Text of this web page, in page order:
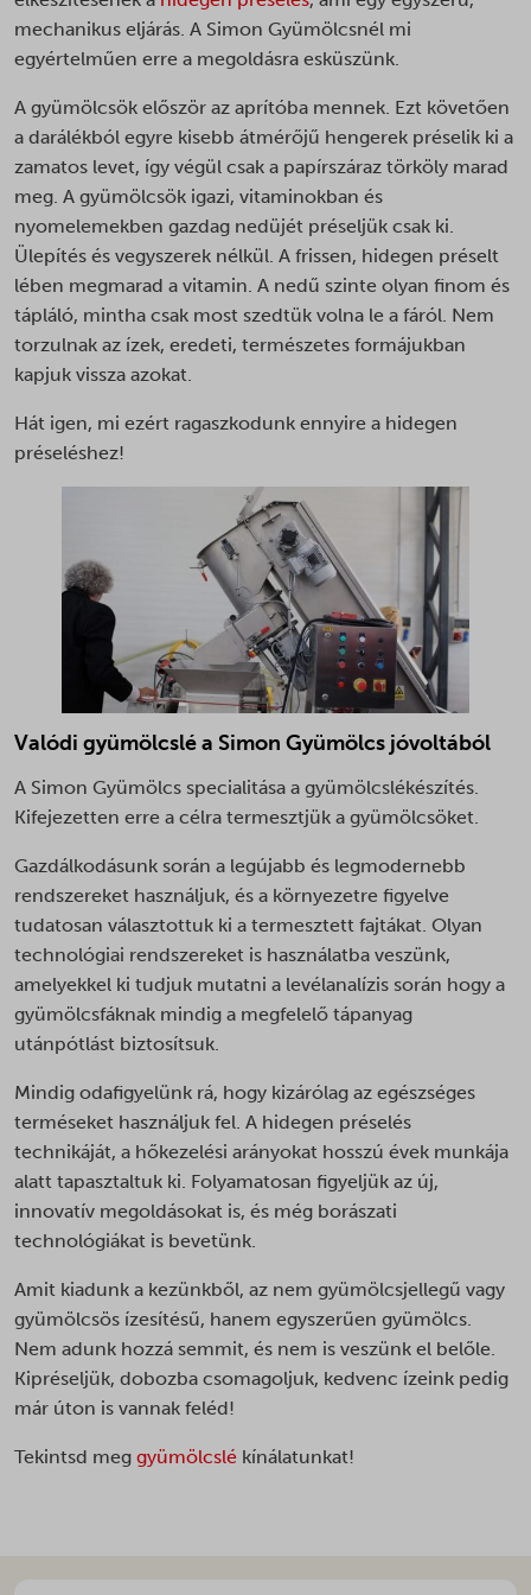
mechanikus eljárás. A Simon Gyümölcsnél mi
egyértelműen erre a megoldásra esküszünk.
A gyümölcsök először az aprítóba mennek. Ezt követően
a darálékból egyre kisebb átmérőjű hengerek préselik ki a
zamatos levet, így végül csak a papírszáraz törköly marad
meg. A gyümölcsök igazi, vitaminokban és
nyomelemekben gazdag nedüjét préseljük csak ki.
Ülepítés és vegyszerek nélkül. A frissen, hidegen préselt
lében megmarad a vitamin. A nedű szinte olyan finom és
tápláló, mintha csak most szedtük volna le a fáról. Nem
torzulnak az ízek, eredeti, természetes formájukban
kapjuk vissza azokat.
Hát igen, mi ezért ragaszkodunk ennyire a hidegen
préseléshez!
Valódi gyümölcslé a Simon Gyümölcs jóvoltából
A Simon Gyümölcs specialitása a gyümölcslékészítés.
Kifejezetten erre a célra termesztjük a gyümölcsöket.
Gazdálkodásunk során a legújabb és legmodernebb
rendszereket használjuk, és a környezetre figyelve
tudatosan választottuk ki a termesztett fajtákat. Olyan
technológiai rendszereket is használatba veszünk,
amelyekkel ki tudjuk mutatni a levélanalízis során hogy a
gyümölcsfáknak mindig a megfelelő tápanyag
utánpótlást biztosítsuk.
Mindig odafigyelünk rá, hogy kizárólag az egészséges
terméseket használjuk fel. A hidegen préselés
technikáját, a hőkezelési arányokat hosszú évek munkája
alatt tapasztaltuk ki. Folyamatosan figyeljük az új,
innovatív megoldásokat is, és még borászati
technológiákat is bevetünk.
Amit kiadunk a kezünkből, az nem gyümölcsjellegű vagy
gyümölcsös ízesítésű, hanem egyszerűen gyümölcs.
Nem adunk hozzá semmit, és nem is veszünk el belőle.
Kipréseljük, dobozba csomagoljuk, kedvenc ízeink pedig
már úton is vannak feléd!
Tekintsd meg gyümölcslé kínálatunkat!
ct-ultimate-gdpr-cookie
ct-ultimate-gdpr-cookie-level
googtrans
ISCHECKURLRISK
omLastFilled
omnisendSessionID
PHPSESSID
sessionId
swym-session-id
woocommerce_cart_hash
woocommerce_recently_viewed
wp_woocommerce_session_*
wp-settings-*
wp-settings-time-*
ywsl_wp_session
_ga_*
_gid
_hjsessionuser_*
_shopify_s
_shopify_y
ajs_anonymous_id
last_pys_landing_page
last_pysTrafficSource
mailchimp_landing_site
pys_first_visit
pys_landing_page
pysAddToCartFragmentId
pysTrafficSource
sbjs_current
sbjs_current_add
sbjs_first_add
sbjs_migrations
sbjs_session
tk_ai
tk_qs
weboldalakon.
Részletek megjelenítése
_fbc
_fbp
_gac_*
_gcl_gs
_pin_unauth
_tt_enable_cookie
_ttp
mailchimp_email_id
mailchimp.cart.current_email
mailchimp.cart.previous_email
optiMonkClient
optiMonkClientId
Egyéb szolgáltatások
magában foglal, amelyek nem tartoznak a megadott kategóriákba,
vagy amelyeket nem kategorizáltak.
Részletek megjelenítése
__cvg_sid
__cvg_uid
__kla_id
__ra
__ralv
__v_anl__u__
__v_vrep__t_d__
_adtik
_adtkfc_WrNSBw
_adtkfo_WrNSBw
_gcl_gb
_pandectes_gdpr
_vwo_ds
_vwo_sn
_vwo_uuid
_vwo_uuid_v2
afrsm-help-beacon-hide
amp_*
ba_sid*
banner_multi_attempt
cart_currency*
cfw_cart_hash
chatbase_anon_id
galleryGoodAppsPerDayNew
galleryGoodAppsStartDatePerMonth
i18next